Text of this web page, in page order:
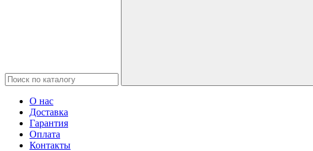
О нас
Доставка
Гарантия
Оплата
Контакты